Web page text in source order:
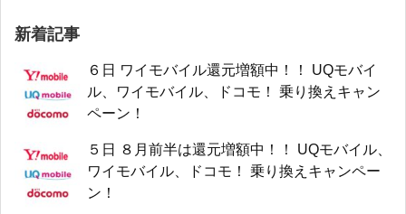
新着記事
６日 ワイモバイル還元増額中！！ UQモバイ
ル、ワイモバイル、ドコモ！ 乗り換えキャン
ペーン！
５日 ８月前半は還元増額中！！ UQモバイル、
ワイモバイル、ドコモ！ 乗り換えキャンペー
ン！